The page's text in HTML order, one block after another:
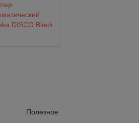
DISCO Black
Полезное